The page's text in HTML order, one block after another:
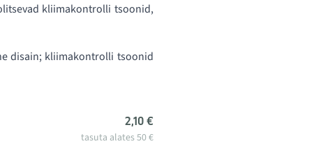
kliimakontrolli tsoonid,
disain; kliimakontrolli tsoonid
2,10 €
tasuta alates 50 €